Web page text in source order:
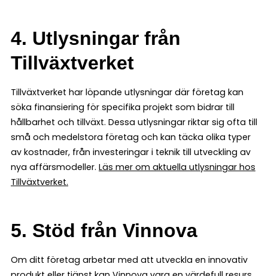
4. Utlysningar från
Tillväxtverket
Tillväxtverket har löpande utlysningar där företag kan
söka finansiering för specifika projekt som bidrar till
hållbarhet och tillväxt. Dessa utlysningar riktar sig ofta till
små och medelstora företag och kan täcka olika typer
av kostnader, från investeringar i teknik till utveckling av
nya affärsmodeller. Läs mer om aktuella utlysningar hos
Tillväxtverket.
5. Stöd från Vinnova
Om ditt företag arbetar med att utveckla en innovativ